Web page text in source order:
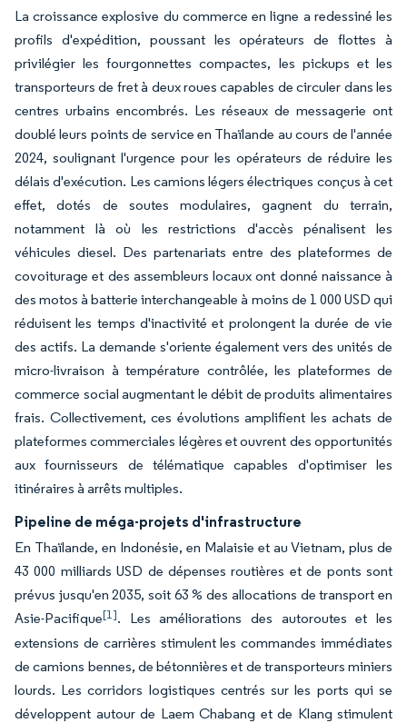
La croissance explosive du commerce en ligne a redessiné les
profils d'expédition, poussant les opérateurs de flottes à
privilégier les fourgonnettes compactes, les pickups et les
transporteurs de fret à deux roues capables de circuler dans les
centres urbains encombrés. Les réseaux de messagerie ont
doublé leurs points de service en Thaïlande au cours de l'année
2024, soulignant l'urgence pour les opérateurs de réduire les
délais d'exécution. Les camions légers électriques conçus à cet
effet, dotés de soutes modulaires, gagnent du terrain,
notamment là où les restrictions d'accès pénalisent les
véhicules diesel. Des partenariats entre des plateformes de
covoiturage et des assembleurs locaux ont donné naissance à
des motos à batterie interchangeable à moins de 1 000 USD qui
réduisent les temps d'inactivité et prolongent la durée de vie
des actifs. La demande s'oriente également vers des unités de
micro-livraison à température contrôlée, les plateformes de
commerce social augmentant le débit de produits alimentaires
frais. Collectivement, ces évolutions amplifient les achats de
plateformes commerciales légères et ouvrent des opportunités
aux fournisseurs de télématique capables d'optimiser les
itinéraires à arrêts multiples.
Pipeline de méga-projets d'infrastructure
En Thaïlande, en Indonésie, en Malaisie et au Vietnam, plus de
43 000 milliards USD de dépenses routières et de ponts sont
prévus jusqu'en 2035, soit 63 % des allocations de transport en
Asie-Pacifique[1]. Les améliorations des autoroutes et les
extensions de carrières stimulent les commandes immédiates
de camions bennes, de bétonnières et de transporteurs miniers
lourds. Les corridors logistiques centrés sur les ports qui se
développent autour de Laem Chabang et de Klang stimulent